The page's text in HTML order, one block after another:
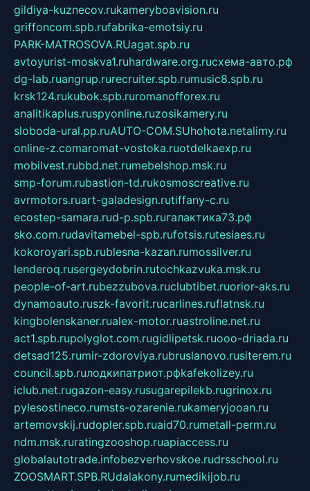
gildiya-kuznecov.rukameryboavision.ru
griffoncom.spb.rufabrika-emotsiy.ru
PARK-MATROSOVA.RUagat.spb.ru
avtoyurist-moskva1.ruhardware.org.ruсхема-авто.рф
dg-lab.ruangrup.rurecruiter.spb.rumusic8.spb.ru
krsk124.rukubok.spb.ruromanofforex.ru
analitikaplus.ruspyonline.ruzosikamery.ru
sloboda-ural.pp.ruAUTO-COM.SUhohota.netalimy.ru
online-z.comaromat-vostoka.ruotdelkaexp.ru
mobilvest.rubbd.net.rumebelshop.msk.ru
smp-forum.rubastion-td.rukosmoscreative.ru
avrmotors.ruart-galadesign.rutiffany-c.ru
ecostep-samara.rud-p.spb.ruгалактика73.рф
sko.com.rudavitamebel-spb.rufotsis.rutesiaes.ru
kokoroyari.spb.rublesna-kazan.rumossilver.ru
lenderoq.rusergeydobrin.rutochkazvuka.msk.ru
people-of-art.rubezzubova.ruclubtibet.ruorior-aks.ru
dynamoauto.ruszk-favorit.rucarlines.ruflatnsk.ru
kingbolenskaner.rualex-motor.ruastroline.net.ru
act1.spb.rupolyglot.com.rugidlipetsk.ruooo-driada.ru
detsad125.rumir-zdoroviya.rubruslanovo.rusiterem.ru
council.spb.ruлодкипатриот.рфkafekolizey.ru
iclub.net.rugazon-easy.rusugarepilekb.rugrinox.ru
pylesostineco.rumsts-ozarenie.rukameryjooan.ru
artemovskij.rudopler.spb.ruaid70.rumetall-perm.ru
ndm.msk.ruratingzooshop.ruapiaccess.ru
globalautotrade.infobezverhovskoe.rudrsschool.ru
ZOOSMART.SPB.RUdalakony.rumedikijob.ru